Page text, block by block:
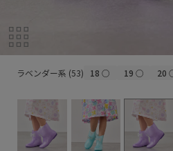
ラベンダー系 (53) 18○ 19 ○ 20